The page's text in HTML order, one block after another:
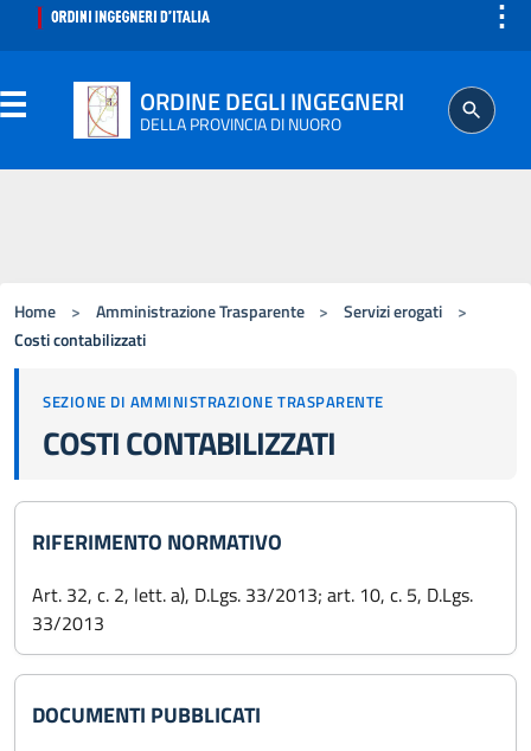
⋮
ORDINE DEGLI INGEGNERI
DELLA PROVINCIA DI NUORO
ISCRITTO
PROFESSIONE
Home > Amministrazione Trasparente > Servizi erogati
>
Costi contabilizzati
SEZIONE DI AMMINISTRAZIONE TRASPARENTE
COSTI CONTABILIZZATI
RIFERIMENTO NORMATIVO
Art. 32, c. 2, lett. a), D.Lgs. 33/2013; art. 10, c. 5, D.Lgs.
33/2013
DOCUMENTI PUBBLICATI